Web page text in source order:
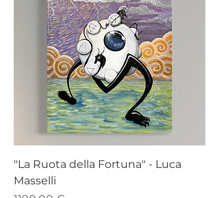
"La Ruota della Fortuna" - Luca
Masselli